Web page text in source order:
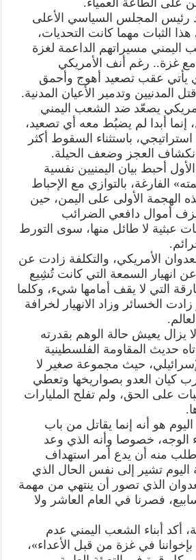
على الطاعة العمياء.
رئيس المجلس السياسي الأعلى
الثبات مهما كانت التحديات،
اليمني مسيراتهم الداعمة لغزة
غزة.. رغم أنف الأمريكي
يأتي عقب تصعيد أهوج وأحمق
المدنيين وتدمير الأعيان المدنية.
يصعّد ضد الشعب اليمني
أبدا لم يضبُط معه أي تصعيد،
باستثناء السقوط أكثر
العجز وضعف الحيلة.
أحبط بيان اليمنيين نفسية
الفارغة، بالتوازي مع الإحباط
الهجمة الأولى على اليمن، حين
أموال دافعي الضرائب
عبثية لا طائل منها، سوى التورط
الأمريكي، والتكلفة زادت عن
عن انهيار السمعة التي كانت تُشِيع
التي لا يقف أمامها شيء، وكلما
الخسائر وزاد الانهيار لخرافة
يزال يعيش حالة الوهم بقدرته
حديث المقاومة الفلسطينية
حيث مجموعة صغير لا
كيان العدو بصواريخها وتعطي
على الحق، ولم تفلح المليارات
هو أنه إنما يقاتل من باب
الوجه، خصوصا وأنه الذي وعد
وطلب منه أن يدع أمر استهداف
اليوم تشير إلى نفس الحال الذي
الذي تصور أن ينتهي من مهمة
فصرنا في العام العاشر ولا
أكد أبناء الشعب اليمني عدم
بإخواننا في غزة من قبل الأعداء»،